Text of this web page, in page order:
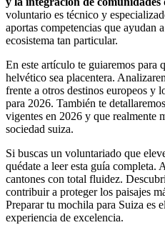
voluntario es técnico y
aportas competencias que ayudan
ecosistema tan particular.
En este artículo te guiaremos para
helvético sea placentera.
frente a otros destinos europeos y
para 2026. También te
vigentes en 2026 y que realmente
sociedad suiza.
Si buscas un voluntariado que
quédate a leer esta guía completa.
cantones con total fluidez.
contribuir a proteger los paisajes
Preparar tu mochila para Suiza es
experiencia de excelencia.